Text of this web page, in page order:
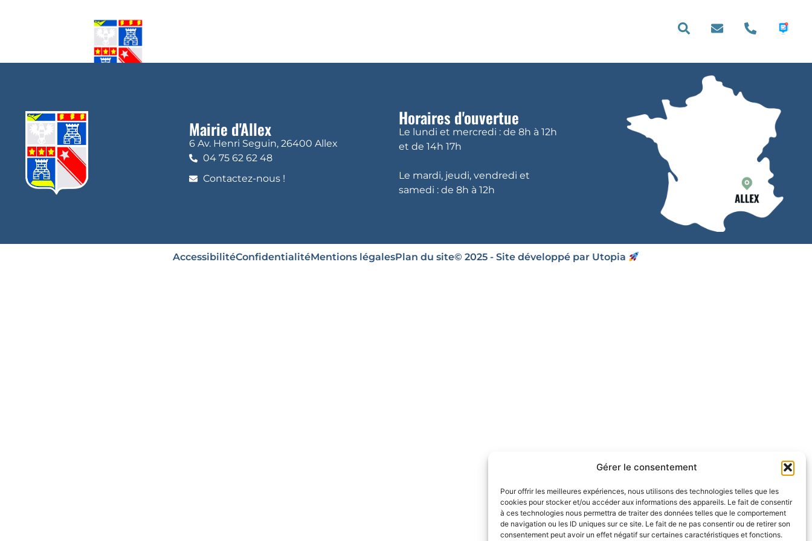
Gérer le consentement
Pour offrir les meilleures expériences, nous utilisons des technologies telles que les
cookies pour stocker et/ou accéder aux informations des appareils. Le fait de consentir
à ces technologies nous permettra de traiter des données telles que le comportement
de navigation ou les ID uniques sur ce site. Le fait de ne pas consentir ou de retirer son
consentement peut avoir un effet négatif sur certaines caractéristiques et fonctions.
Mairie d'Allex
6 Av. Henri Seguin, 26400 Allex
04 75 62 62 48
Contactez-nous !
Horaires d'ouvertue
Le lundi et mercredi : de 8h à 12h
et de 14h 17h
Le mardi, jeudi, vendredi et
samedi : de 8h à 12h
AccessibilitéConfidentialitéMentions légalesPlan du site© 2025 - Site développé par Utopia